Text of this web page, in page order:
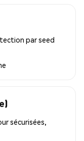
par seed
sécurisées,